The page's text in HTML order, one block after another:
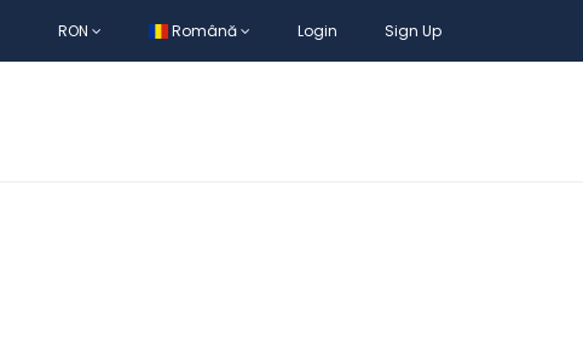
RON Română Login Sign Up